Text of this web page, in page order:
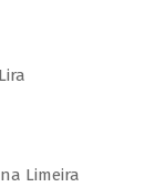
Limeira